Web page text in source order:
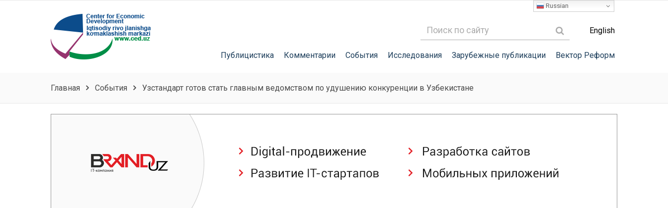
English
Публицистика Комментарии События Исследования Зарубежные публикации Вектор Реформ
Главная События Узстандарт готов стать главным ведомством по удушению конкуренции в Узбекистане
Russian